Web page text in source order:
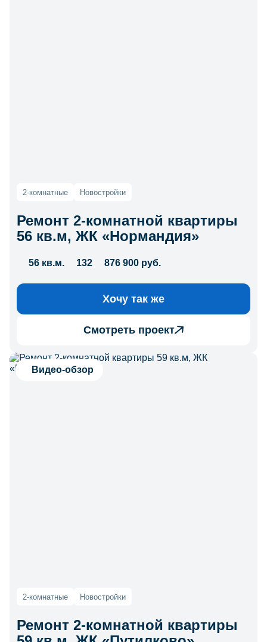
2-комнатные Новостройки
Ремонт 2-комнатной квартиры
56 кв.м, ЖК «Нормандия»
56 кв.м. 132 876 900 руб.
Хочу так же
Смотреть проект
Видео-обзор
2-комнатные Новостройки
Ремонт 2-комнатной квартиры